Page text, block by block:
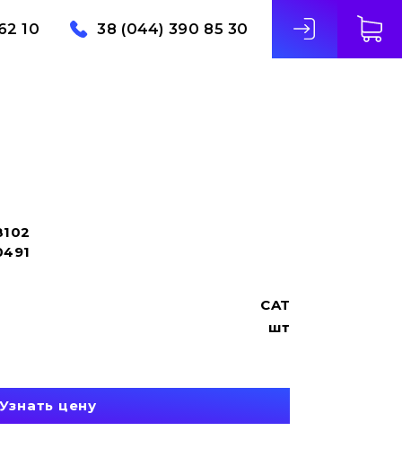
10 38 (044) 390 85 30
CAT
шт
цену